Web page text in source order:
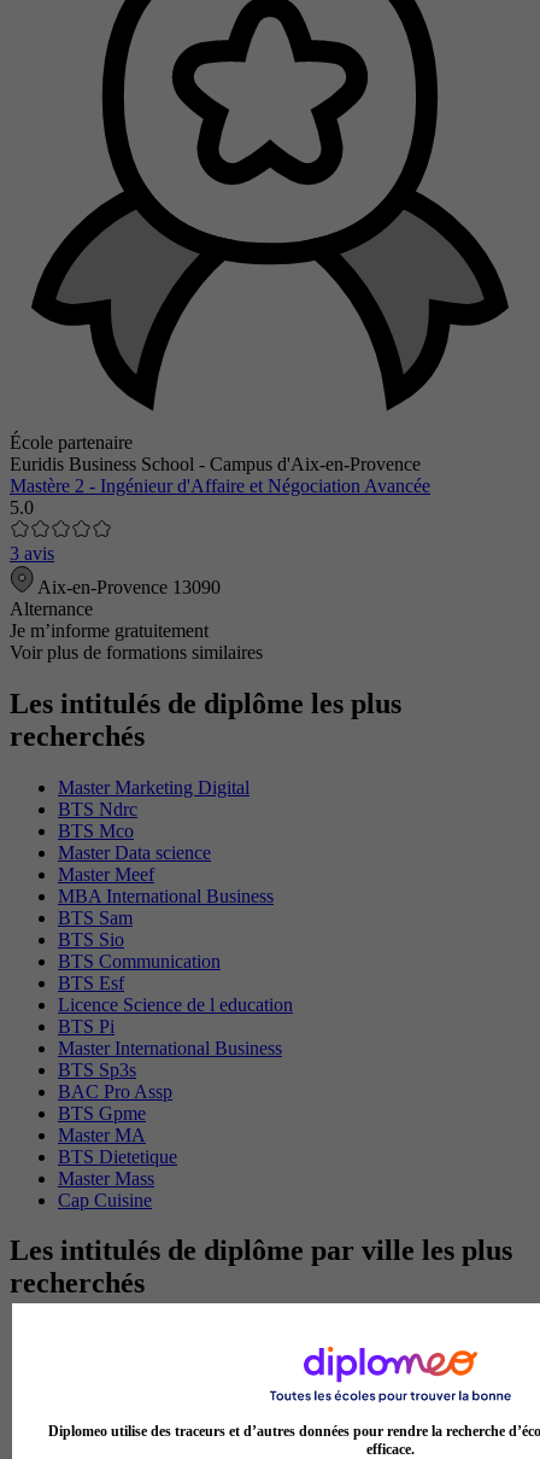
École partenaire
Euridis Business School - Campus d'Aix-en-Provence
Mastère 2 - Ingénieur d'Affaire et Négociation Avancée
5.0
3 avis
Aix-en-Provence 13090
Alternance
Je m’informe gratuitement
Voir plus de formations similaires
Les intitulés de diplôme les plus
recherchés
Master Marketing Digital
BTS Ndrc
BTS Mco
Master Data science
Master Meef
MBA International Business
BTS Sam
BTS Sio
BTS Communication
BTS Esf
Licence Science de l education
BTS Pi
Master International Business
BTS Sp3s
BAC Pro Assp
BTS Gpme
Master MA
BTS Dietetique
Master Mass
Cap Cuisine
Les intitulés de diplôme par ville les plus
recherchés
Licence Psychologie à Toulouse
Master Psychologie à Lille
Diplomeo utilise des traceurs et d’autres données pour rendre la recherche
efficace.